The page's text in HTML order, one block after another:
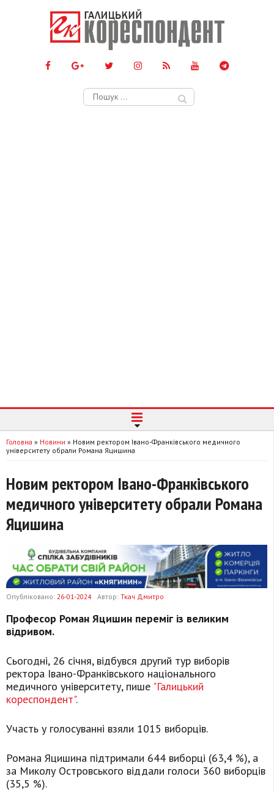
Пошук:
Головна » Новини » Новим ректором Івано-Франківського медичного
університету обрали Романа Яцишина
Новим ректором Івано-Франківського
медичного університету обрали Романа
Яцишина
Опубліковано: 26-01-2024 Автор: Ткач Дмитро
Професор Роман Яцишин переміг із великим
відривом.
Сьогодні, 26 січня, відбувся другий тур виборів
ректора Івано-Франківського національного
медичного університету, пише "Галицький
кореспондент".
Участь у голосуванні взяли 1015 виборців.
Романа Яцишина підтримали 644 виборці (63,4 %), а
за Миколу Островського віддали голоси 360 виборців
(35,5 %).